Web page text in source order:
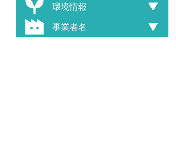
環境情報
事業者名